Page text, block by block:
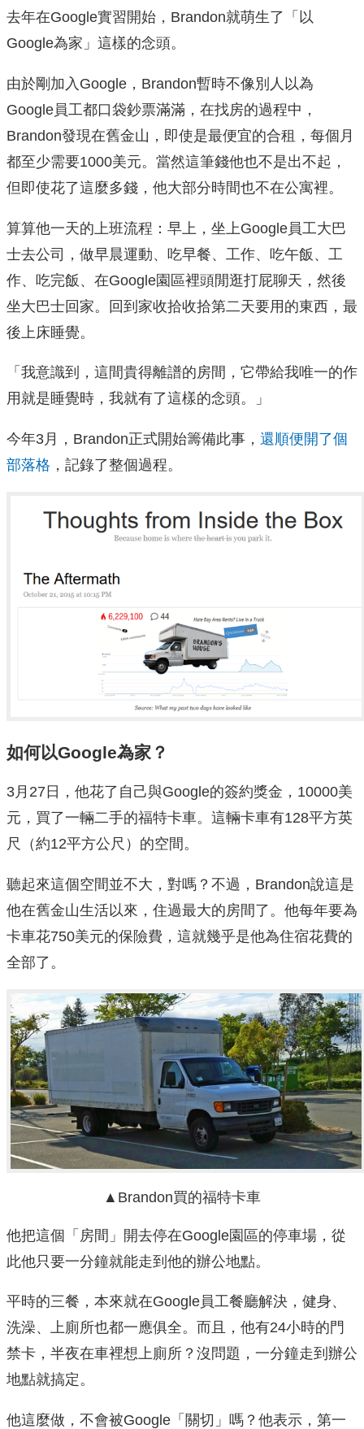
去年在Google實習開始，Brandon就萌生了「以
Google為家」這樣的念頭。
由於剛加入Google，Brandon暫時不像別人以為
Google員工都口袋鈔票滿滿，在找房的過程中，
Brandon發現在舊金山，即使是最便宜的合租，每個月
都至少需要1000美元。當然這筆錢他也不是出不起，
但即使花了這麼多錢，他大部分時間也不在公寓裡。
算算他一天的上班流程：早上，坐上Google員工大巴
士去公司，做早晨運動、吃早餐、工作、吃午飯、工
作、吃完飯、在Google園區裡頭閒逛打屁聊天，然後
坐大巴士回家。回到家收拾收拾第二天要用的東西，最
後上床睡覺。
「我意識到，這間貴得離譜的房間，它帶給我唯一的作
用就是睡覺時，我就有了這樣的念頭。」
今年3月，Brandon正式開始籌備此事， 還順便開了個
部落格 ，記錄了整個過程。
如何以Google為家？
3月27日，他花了自己與Google的簽約獎金，10000美
元，買了一輛二手的福特卡車。這輛卡車有128平方英
尺（約12平方公尺）的空間。
聽起來這個空間並不大，對嗎？不過，Brandon說這是
他在舊金山生活以來，住過最大的房間了。他每年要為
卡車花750美元的保險費，這就幾乎是他為住宿花費的
全部了。
▲Brandon買的福特卡車
他把這個「房間」開去停在Google園區的停車場，從
此他只要一分鐘就能走到他的辦公地點。
平時的三餐，本來就在Google員工餐廳解決，健身、
洗澡、上廁所也都一應俱全。而且，他有24小時的門
禁卡，半夜在車裡想上廁所？沒問題，一分鐘走到辦公
地點就搞定。
他這麼做，不會被Google「關切」嗎？他表示，第一